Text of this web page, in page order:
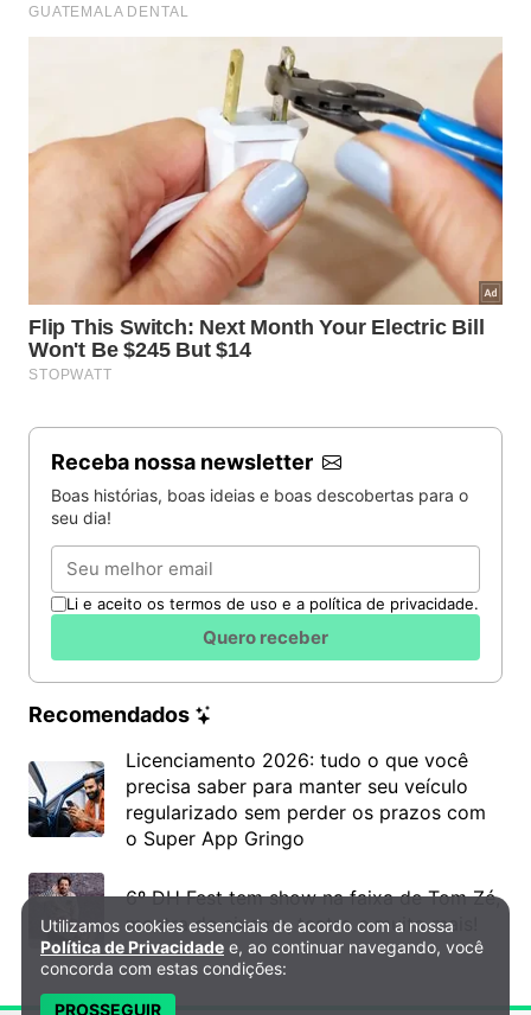
Receba nossa newsletter
Boas histórias, boas ideias e boas descobertas para o
seu dia!
Email
Li e aceito os termos de uso e a política de privacidade.
Quero receber
Recomendados
Licenciamento 2026: tudo o que você
precisa saber para manter seu veículo
regularizado sem perder os prazos com
o Super App Gringo
6º DH Fest tem show na faixa de Tom Zé,
mostra de cinema, teatro e muito mais!
Política de Privacidade e Cookies
Utilizamos cookies essenciais de acordo com a nossa
Política de Privacidade e, ao continuar navegando, você
concorda com estas condições:
PROSSEGUIR